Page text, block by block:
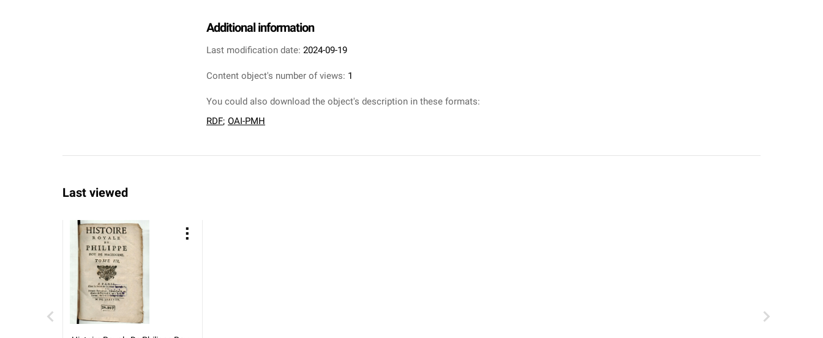
Additional information
Last modification date: 2024-09-19
Content object's number of views: 1
You could also download the object's description in these formats:
RDF; OAI-PMH
Last viewed